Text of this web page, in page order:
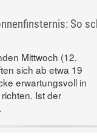
So
Mittwoch (12.
sich ab etwa 19
erwartungsvoll in
Ist der